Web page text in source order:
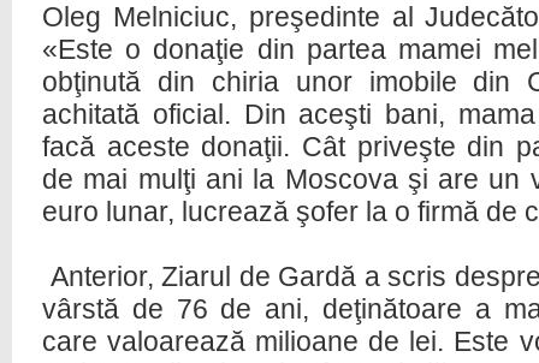
Oleg Melniciuc, preşedinte al
«Este o donaţie din partea mamei
obţinută din chiria unor imobile din
achitată oficial. Din aceşti bani,
facă aceste donaţii. Cât priveşte din
de mai mulţi ani la Moscova şi are un
euro lunar, lucrează şofer la o firmă de
Anterior, Ziarul de Gardă a scris
vârstă de 76 de ani, deţinătoare a
care valoarează milioane de lei. Este